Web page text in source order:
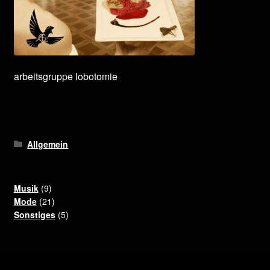
arbeitsgruppe lobotomie
Allgemein
Musik 99
Produkte
Mode 2121
Produkte
Sonstiges 55